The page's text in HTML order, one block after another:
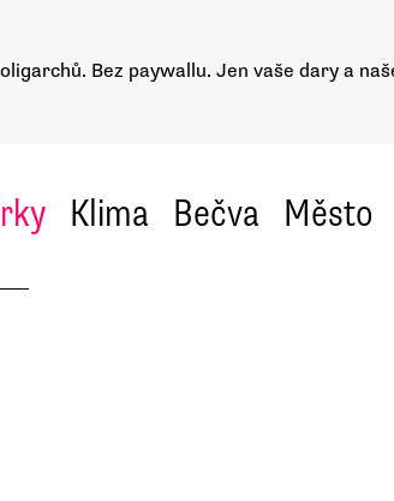
Bez paywallu. Jen vaše dary a
Klima Bečva Město